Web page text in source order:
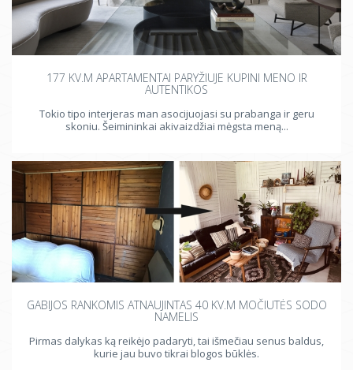
177 KV.M APARTAMENTAI PARYŽIUJE KUPINI MENO IR
AUTENTIKOS
Tokio tipo interjeras man asocijuojasi su prabanga ir geru
skoniu. Šeimininkai akivaizdžiai mėgsta meną...
GABIJOS RANKOMIS ATNAUJINTAS 40 KV.M MOČIUTĖS SODO
NAMELIS
Pirmas dalykas ką reikėjo padaryti, tai išmečiau senus baldus,
kurie jau buvo tikrai blogos būklės.